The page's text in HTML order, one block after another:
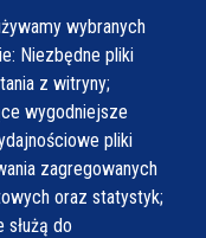
wybranych
Niezbędne pliki
z witryny;
wygodniejsze
pliki
zagregowanych
oraz statystyk;
do
- 15:30
- 15:30
- 16:30
- 15:30
- 14:30